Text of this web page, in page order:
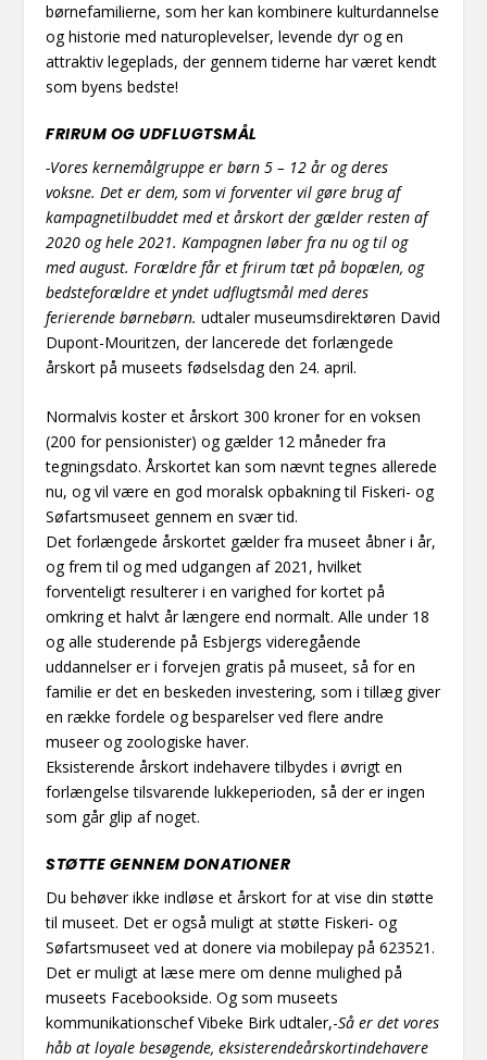
børnefamilierne, som her kan kombinere kulturdannelse
og historie med naturoplevelser, levende dyr og en
attraktiv legeplads, der gennem tiderne har været kendt
som byens bedste!
FRIRUM OG UDFLUGTSMÅL
-Vores kernemålgruppe er børn 5 – 12 år og deres
voksne. Det er dem, som vi forventer vil gøre brug af
kampagnetilbuddet med et årskort der gælder resten af
2020 og hele 2021. Kampagnen løber fra nu og til og
med august. Forældre får et frirum tæt på bopælen, og
bedsteforældre et yndet udflugtsmål med deres
ferierende børnebørn. udtaler museumsdirektøren David
Dupont-Mouritzen, der lancerede det forlængede
årskort på museets fødselsdag den 24. april.
Normalvis koster et årskort 300 kroner for en voksen
(200 for pensionister) og gælder 12 måneder fra
tegningsdato. Årskortet kan som nævnt tegnes allerede
nu, og vil være en god moralsk opbakning til Fiskeri- og
Søfartsmuseet gennem en svær tid.
Det forlængede årskortet gælder fra museet åbner i år,
og frem til og med udgangen af 2021, hvilket
forventeligt resulterer i en varighed for kortet på
omkring et halvt år længere end normalt. Alle under 18
og alle studerende på Esbjergs videregående
uddannelser er i forvejen gratis på museet, så for en
familie er det en beskeden investering, som i tillæg giver
en række fordele og besparelser ved flere andre
museer og zoologiske haver.
Eksisterende årskort indehavere tilbydes i øvrigt en
forlængelse tilsvarende lukkeperioden, så der er ingen
som går glip af noget.
STØTTE GENNEM DONATIONER
Du behøver ikke indløse et årskort for at vise din støtte
til museet. Det er også muligt at støtte Fiskeri- og
Søfartsmuseet ved at donere via mobilepay på 623521.
Det er muligt at læse mere om denne mulighed på
museets Facebookside. Og som museets
kommunikationschef Vibeke Birk udtaler,-Så er det vores
håb at loyale besøgende, eksisterendeårskortindehavere